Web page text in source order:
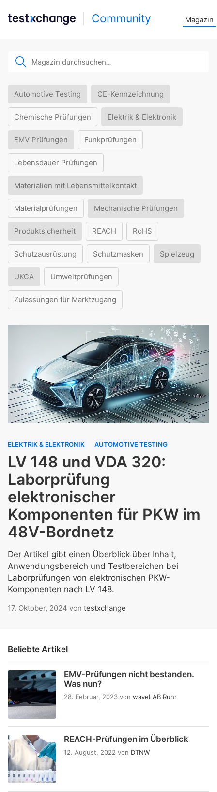
Community Magazin
Automotive Testing CE-Kennzeichnung
Chemische Prüfungen Elektrik & Elektronik
EMV Prüfungen Funkprüfungen
Lebensdauer Prüfungen
Materialien mit Lebensmittelkontakt
Materialprüfungen Mechanische Prüfungen
Produktsicherheit REACH RoHS
Schutzausrüstung Schutzmasken Spielzeug
UKCA Umweltprüfungen
Zulassungen für Marktzugang
ELEKTRIK & ELEKTRONIK AUTOMOTIVE TESTING
LV 148 und VDA 320:
Laborprüfung
elektronischer
Komponenten für PKW im
48V-Bordnetz
Der Artikel gibt einen Überblick über Inhalt,
Anwendungsbereich und Testbereichen bei
Laborprüfungen von elektronischen PKW-
Komponenten nach LV 148.
17. Oktober, 2024 von testxchange
Beliebte Artikel
EMV-Prüfungen nicht bestanden.
Was nun?
28. Februar, 2023 von waveLAB Ruhr
REACH-Prüfungen im Überblick
12. August, 2022 von DTNW